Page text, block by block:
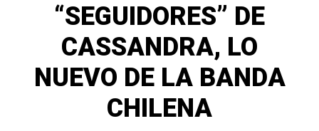
“SEGUIDORES” DE
CASSANDRA, LO
NUEVO DE LA BANDA
CHILENA